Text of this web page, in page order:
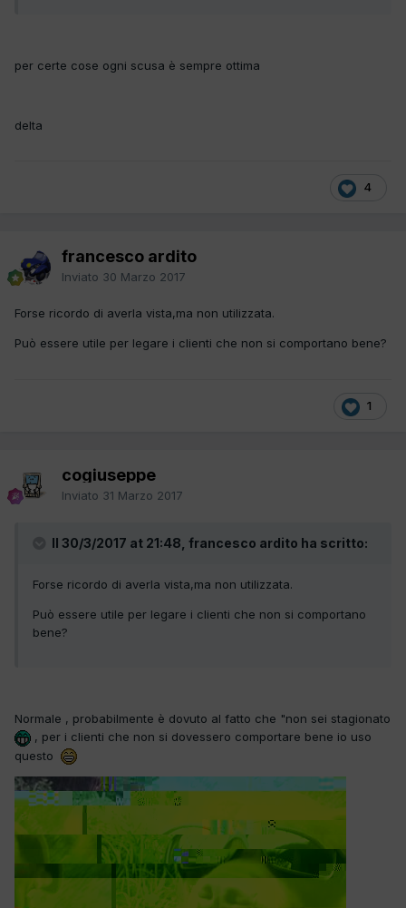
per certe cose ogni scusa è sempre ottima
delta
4
francesco ardito
Inviato 30 Marzo 2017
Forse ricordo di averla vista,ma non utilizzata.
Può essere utile per legare i clienti che non si comportano bene?
1
cogiuseppe
Inviato 31 Marzo 2017
Il 30/3/2017 at 21:48, francesco ardito ha scritto:
Forse ricordo di averla vista,ma non utilizzata.
Può essere utile per legare i clienti che non si comportano
bene?
Normale , probabilmente è dovuto al fatto che "non sei stagionato
, per i clienti che non si dovessero comportare bene io uso
questo